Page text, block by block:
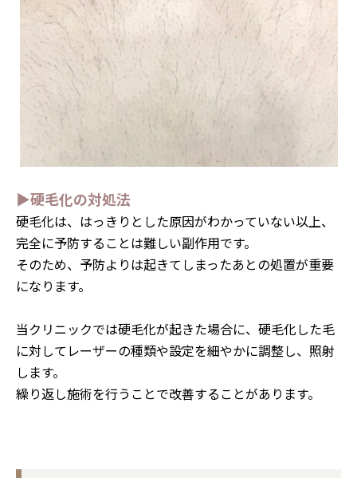
▶硬毛化の対処法
硬毛化は、はっきりとした原因がわかっていない以上、
完全に予防することは難しい副作用です。
そのため、予防よりは起きてしまったあとの処置が重要
になります。
当クリニックでは硬毛化が起きた場合に、硬毛化した毛
に対してレーザーの種類や設定を細やかに調整し、照射
します。
繰り返し施術を行うことで改善することがあります。